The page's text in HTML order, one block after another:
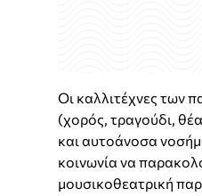
Οι καλλιτέχνες των
(χορός, τραγούδι,
και αυτοάνοσα
κοινωνία να
μουσικοθεατρική